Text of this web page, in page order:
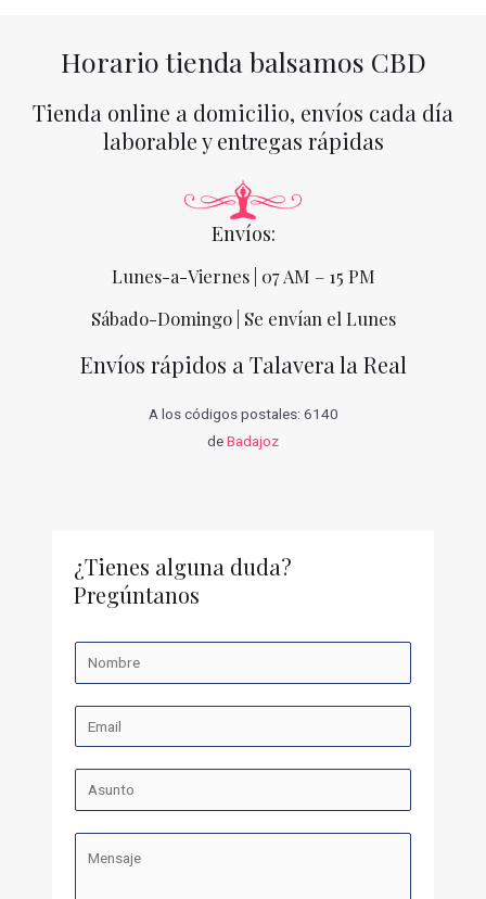
Horario tienda balsamos CBD
Tienda online a domicilio, envíos cada día
laborable y entregas rápidas
Envíos:
Lunes-a-Viernes | 07 AM – 15 PM
Sábado-Domingo | Se envían el Lunes
Envíos rápidos a Talavera la Real
A los códigos postales: 6140
deBadajoz
¿Tienes alguna duda?
Pregúntanos